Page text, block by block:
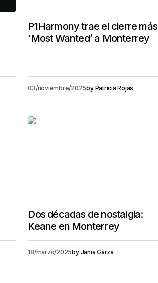
P1Harmony trae el cierre más
‘Most Wanted’ a Monterrey
03/noviembre/2025by Patricia Rojas
Dos décadas de nostalgia:
Keane en Monterrey
18/marzo/2025by Jania Garza